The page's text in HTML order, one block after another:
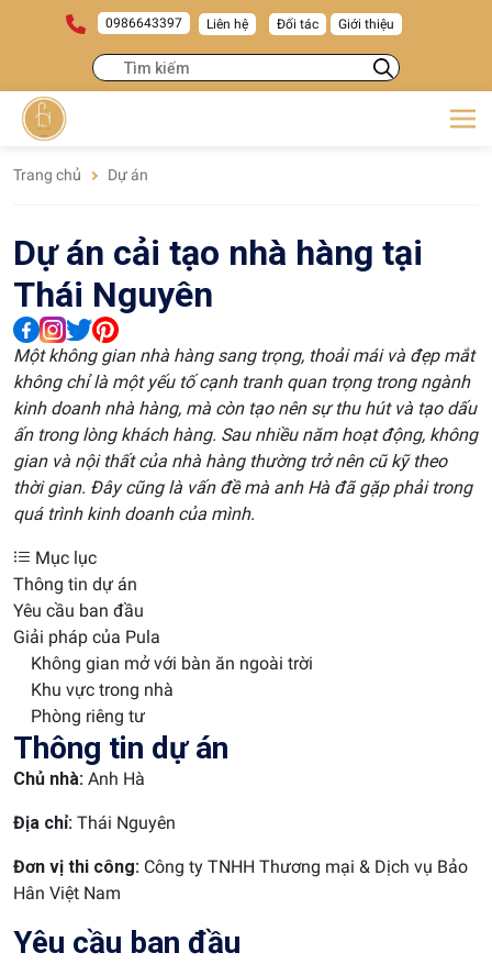
0986643397 Liên hệ Đối tác Giới thiệu
Trang chủ Dự án
Dự án cải tạo nhà hàng tại
Thái Nguyên
Một không gian nhà hàng sang trọng, thoải mái và đẹp mắt
không chỉ là một yếu tố cạnh tranh quan trọng trong ngành
kinh doanh nhà hàng, mà còn tạo nên sự thu hút và tạo dấu
ấn trong lòng khách hàng. Sau nhiều năm hoạt động, không
gian và nội thất của nhà hàng thường trở nên cũ kỹ theo
thời gian. Đây cũng là vấn đề mà anh Hà đã gặp phải trong
quá trình kinh doanh của mình.
Mục lục
Thông tin dự án
Yêu cầu ban đầu
Giải pháp của Pula
Không gian mở với bàn ăn ngoài trời
Khu vực trong nhà
Phòng riêng tư
Thông tin dự án
Chủ nhà: Anh Hà
Địa chỉ: Thái Nguyên
Đơn vị thi công: Công ty TNHH Thương mại & Dịch vụ Bảo
Hân Việt Nam
Yêu cầu ban đầu